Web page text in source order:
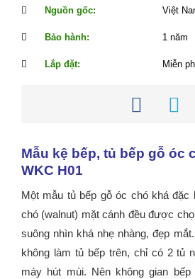
Nguồn gốc: Việt
Bảo hành: 1 năm
Lắp đặt: Miễn
Mẫu kệ bếp, tủ bếp gỗ óc
WKC H01
Một mẫu tủ bếp gỗ óc chó khá đặc
chó (walnut) mặt cánh đều được
suông nhìn khá nhẹ nhàng, đẹp
không làm tủ bếp trên, chỉ có 2 tủ
máy hút mùi. Nên không gian